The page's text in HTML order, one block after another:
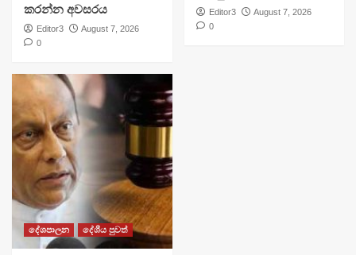
කරන්න අවසරය
Editor3
August 7, 2026
0
Editor3
August 7, 2026
0
දේශපාලන දේශීය පුවත්